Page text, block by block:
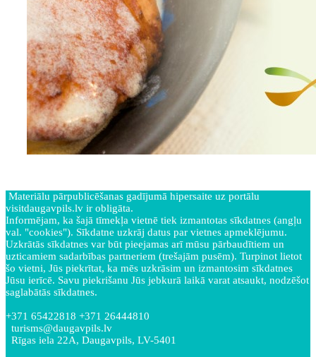
Materiālu pārpublicēšanas gadījumā hipersaite uz portālu
visitdaugavpils.lv ir obligāta.
Informējam, ka šajā tīmekļa vietnē tiek izmantotas sīkdatnes (angļu
val. "cookies"). Sīkdatne uzkrāj datus par vietnes apmeklējumu.
Uzkrātās sīkdatnes var būt pieejamas arī mūsu pārbaudītiem un
uzticamiem sadarbības partneriem (trešajām pusēm). Turpinot lietot
šo vietni, Jūs piekrītat, ka mēs uzkrāsim un izmantosim sīkdatnes
Jūsu ierīcē. Savu piekrišanu Jūs jebkurā laikā varat atsaukt, nodzēšot
saglabātās sīkdatnes.
+371 65422818 +371 26444810
turisms@daugavpils.lv
Rīgas iela 22A, Daugavpils, LV-5401